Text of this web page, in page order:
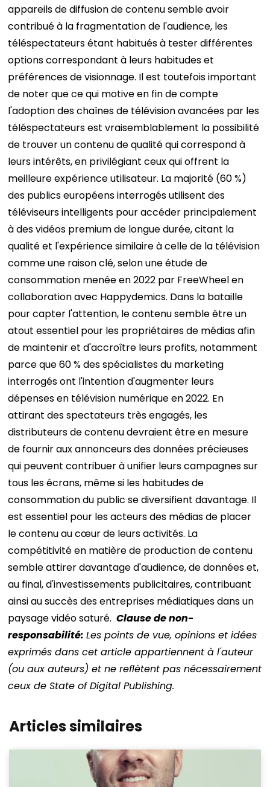
appareils de diffusion de contenu semble avoir
contribué à la fragmentation de l'audience, les
téléspectateurs étant habitués à tester différentes
options correspondant à leurs habitudes et
préférences de visionnage. Il est toutefois important
de noter que ce qui motive en fin de compte
l'adoption des chaînes de télévision avancées par les
téléspectateurs est vraisemblablement la possibilité
de trouver un contenu de qualité qui correspond à
leurs intérêts, en privilégiant ceux qui offrent la
meilleure expérience utilisateur. La majorité (60 %)
des publics européens interrogés utilisent des
téléviseurs intelligents pour accéder principalement
à des vidéos premium de longue durée, citant la
qualité et l'expérience similaire à celle de la télévision
comme une raison clé, selon une étude de
consommation menée en 2022 par FreeWheel en
collaboration avec Happydemics. Dans la bataille
pour capter l'attention, le contenu semble être un
atout essentiel pour les propriétaires de médias afin
de maintenir et d'accroître leurs profits, notamment
parce que60 % des spécialistes du marketing
interrogés ont l'intention d'augmenter leurs
dépenses en télévision numérique en 2022. En
attirant des spectateurs très engagés, les
distributeurs de contenu devraient être en mesure
de fournir aux annonceurs des données précieuses
qui peuvent contribuer à unifier leurs campagnes sur
tous les écrans, même si les habitudes de
consommation du public se diversifient davantage. Il
est essentiel pour les acteurs des médias de placer
le contenu au cœur de leurs activités. La
compétitivité en matière de production de contenu
semble attirer davantage d'audience, de données et,
au final, d'investissements publicitaires, contribuant
ainsi au succès des entreprises médiatiques dans un
paysage vidéo saturé. Clause de non-
responsabilité:Les points de vue, opinions et idées
exprimés dans cet article appartiennent à l'auteur
(ou aux auteurs) et ne reflètent pas nécessairement
ceux de State of Digital Publishing.
Articles similaires